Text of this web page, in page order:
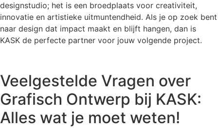
designstudio; het is een broedplaats voor creativiteit,
innovatie en artistieke uitmuntendheid. Als je op zoek bent
naar design dat impact maakt en blijft hangen, dan is
KASK de perfecte partner voor jouw volgende project.
Veelgestelde Vragen over
Grafisch Ontwerp bij KASK:
Alles wat je moet weten!